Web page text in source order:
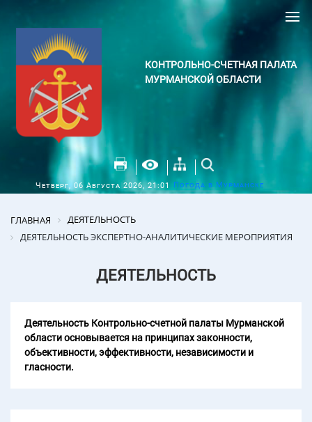
КОНТРОЛЬНО-СЧЕТНАЯ ПАЛАТА
МУРМАНСКОЙ ОБЛАСТИ
Четверг, 06 Августа 2026, 21:01 Погода в Мурманске
ГЛАВНАЯ
ДЕЯТЕЛЬНОСТЬ
ДЕЯТЕЛЬНОСТЬ ЭКСПЕРТНО-АНАЛИТИЧЕСКИЕ МЕРОПРИЯТИЯ
ДЕЯТЕЛЬНОСТЬ
Деятельность Контрольно-счетной палаты Мурманской
области основывается на принципах законности,
объективности, эффективности, независимости и
гласности.